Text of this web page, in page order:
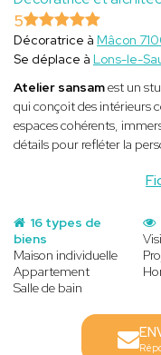
5
Décoratrice à Mâcon
Se déplace à Lons-le-
Atelier sansamest un
qui conçoit des intérieurs
espaces cohérents,
détails pour refléter la
16 types de
biens
Maison individuelle
Appartement
Salle de bain